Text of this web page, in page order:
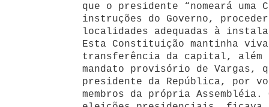
que o presidente “nomeará uma
instruções do Governo,
localidades adequadas à
Esta Constituição mantinha
transferência da capital, além
mandato provisório de Vargas,
presidente da República, por
membros da própria Assembléia.